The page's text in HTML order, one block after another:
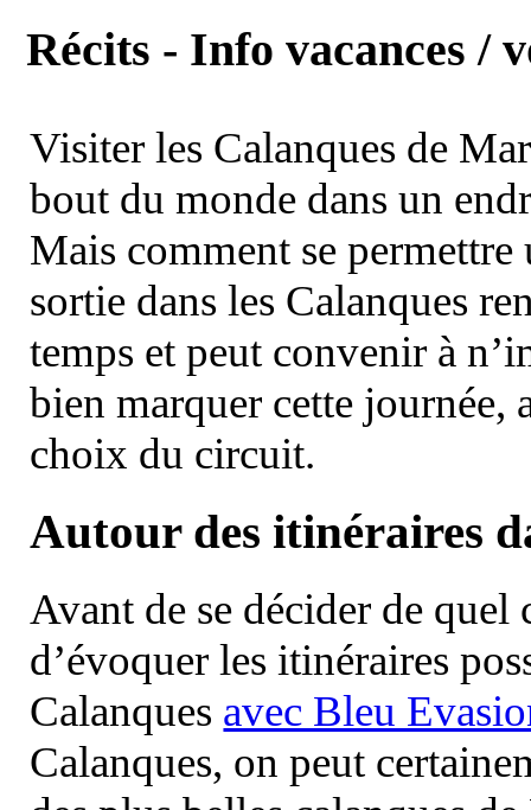
Récits - Info vacances /
Visiter les Calanques de
bout du monde dans un
Mais comment se permettre
sortie dans les Calanques
temps et peut convenir à
bien marquer cette journée,
choix du circuit.
Autour des itinéraires
Avant de se décider de
d’évoquer les itinéraires
Calanques avec Bleu
Calanques, on peut